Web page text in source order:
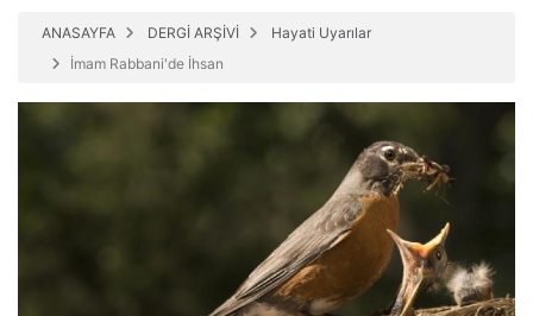
ANASAYFA DERGİ ARŞİVİ
Hayati Uyarılar
İmam Rabbani'de İhsan